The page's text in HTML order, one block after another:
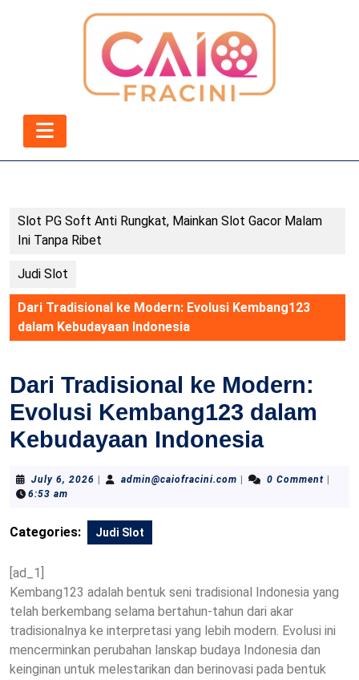
Button
Slot PG Soft Anti Rungkat, Mainkan Slot Gacor Malam
Ini Tanpa Ribet
Judi Slot
Dari Tradisional ke Modern: Evolusi Kembang123
dalam Kebudayaan Indonesia
Dari Tradisional ke Modern:
Evolusi Kembang123 dalam
Kebudayaan Indonesia
July 6, 2026 July
admin@caiofracini.com admin@caiofracini.com
0 Comment
6:53 am
Categories: Judi Slot
[ad_1]
Kembang123 adalah bentuk seni tradisional Indonesia yang
telah berkembang selama bertahun-tahun dari akar
tradisionalnya ke interpretasi yang lebih modern. Evolusi ini
mencerminkan perubahan lanskap budaya Indonesia dan
keinginan untuk melestarikan dan berinovasi pada bentuk